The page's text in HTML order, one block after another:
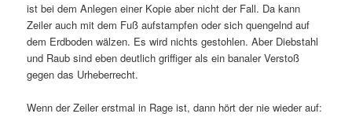
ist bei dem Anlegen einer Kopie aber nicht der Fall. Da kann
Zeiler auch mit dem Fuß aufstampfen oder sich quengelnd auf
dem Erdboden wälzen. Es wird nichts gestohlen. Aber Diebstahl
und Raub sind eben deutlich griffiger als ein banaler Verstoß
gegen das Urheberrecht.
Wenn der Zeiler erstmal in Rage ist, dann hört der nie wieder auf: